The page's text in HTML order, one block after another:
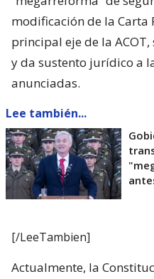
modificación de la Carta
principal eje de la
y da sustento jurídico a
anunciadas.
Lee también...
[/LeeTambien]
Actualmente, la